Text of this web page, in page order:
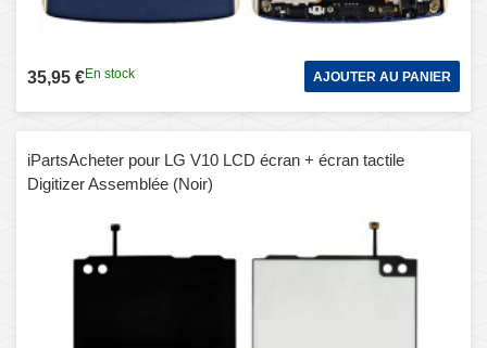
35,95 €En stock AJOUTER AU PANIER
iPartsAcheter pour LG V10 LCD écran + écran tactile
Digitizer Assemblée (Noir)